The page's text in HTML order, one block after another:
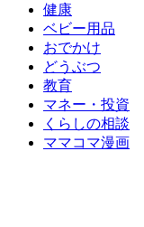
健康
ベビー用品
おでかけ
どうぶつ
教育
マネー・投資
くらしの相談
ママコマ漫画